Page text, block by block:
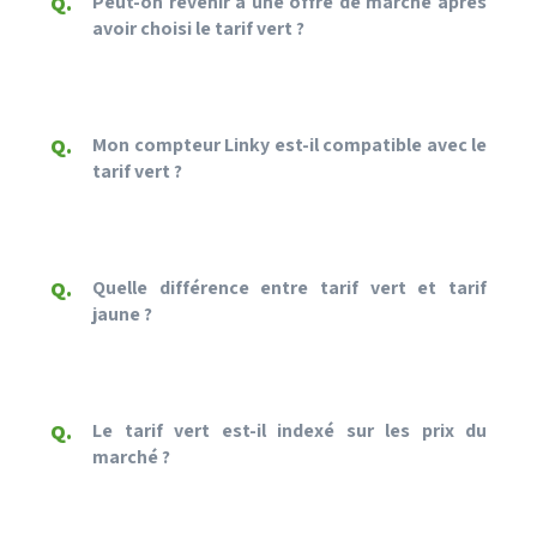
avoir choisi le tarif vert ?
Mon compteur Linky est-il compatible avec le
tarif vert ?
Quelle différence entre tarif vert et tarif
jaune ?
Le tarif vert est-il indexé sur les prix du
marché ?